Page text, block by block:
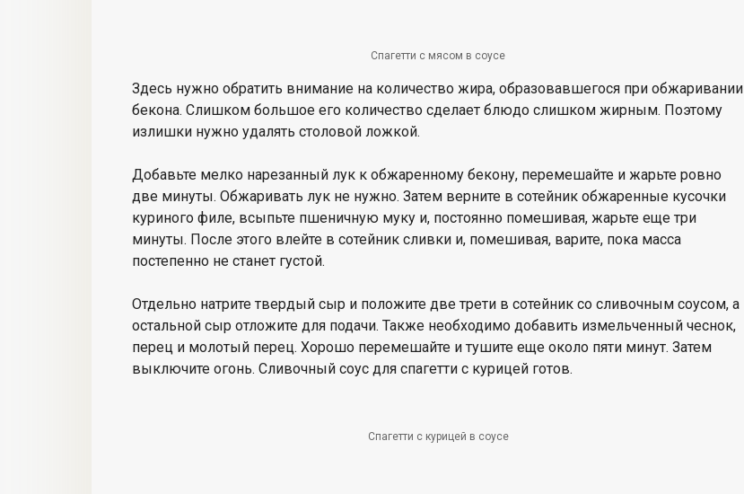
Спагетти с мясом в соусе
Здесь нужно обратить внимание на количество жира, образовавшегося при обжаривании
бекона. Слишком большое его количество сделает блюдо слишком жирным. Поэтому
излишки нужно удалять столовой ложкой.
Добавьте мелко нарезанный лук к обжаренному бекону, перемешайте и жарьте ровно
две минуты. Обжаривать лук не нужно. Затем верните в сотейник обжаренные кусочки
куриного филе, всыпьте пшеничную муку и, постоянно помешивая, жарьте еще три
минуты. После этого влейте в сотейник сливки и, помешивая, варите, пока масса
постепенно не станет густой.
Отдельно натрите твердый сыр и положите две трети в сотейник со сливочным соусом, а
остальной сыр отложите для подачи. Также необходимо добавить измельченный чеснок,
перец и молотый перец. Хорошо перемешайте и тушите еще около пяти минут. Затем
выключите огонь. Сливочный соус для спагетти с курицей готов.
Спагетти с курицей в соусе